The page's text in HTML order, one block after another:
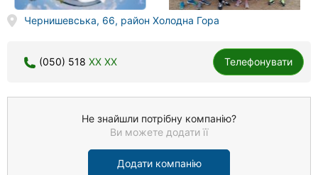
Чернишевська, 66, район Холодна Гора
(050) 518 XX XX Телефонувати
Не знайшли потрібну компанію?
Ви можете додати її
Додати компанію